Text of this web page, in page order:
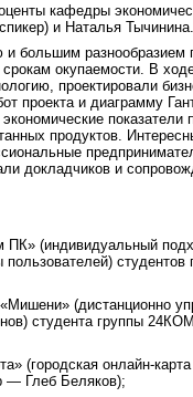
кафедры
и Наталья Тычинина.
и большим разнообразием
окупаемости. В
проектировали
проекта и диаграмму
показатели
продуктов.
докладчиков и
ПК» (индивидуальный
(дистанционно
студента группы
(городская онлайн-
— Глеб Беляков);